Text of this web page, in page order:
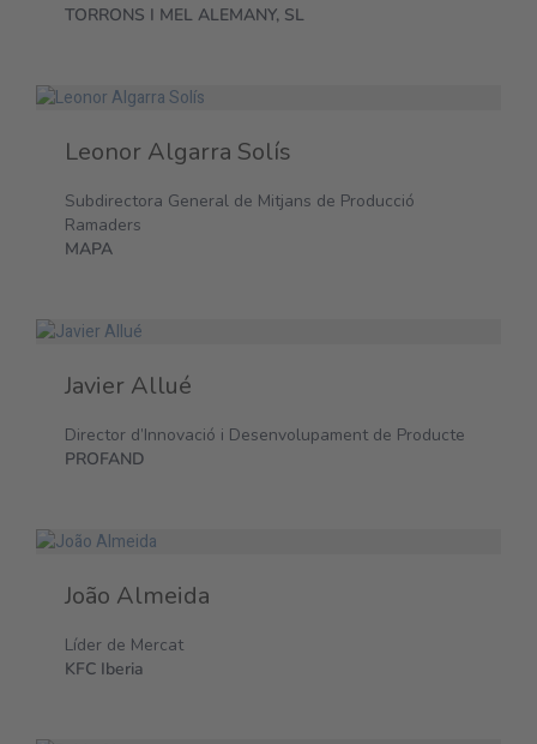
TORRONS I MEL ALEMANY, SL
Leonor Algarra Solís
Subdirectora General de Mitjans de Producció
Ramaders
MAPA
Javier Allué
Director d’Innovació i Desenvolupament de Producte
PROFAND
João Almeida
Líder de Mercat
KFC Iberia